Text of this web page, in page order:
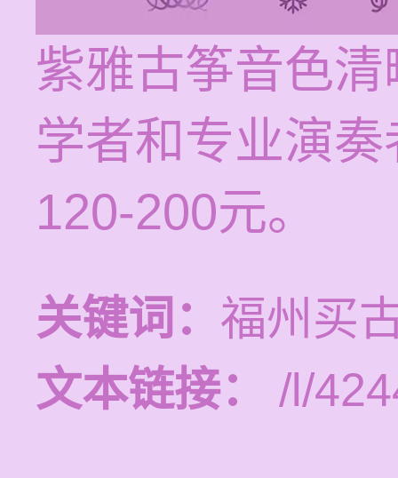
紫雅古筝音色
学者和专业演
120-200元。
关键词： 福州买
文本链接：
/l/